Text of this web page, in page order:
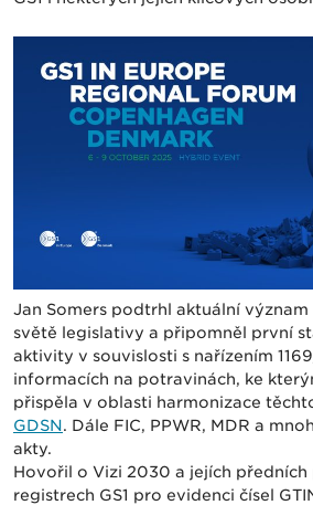
Jan Somers podtrhl aktuální význam
světě legislativy a připomněl první
aktivity v souvislosti s nařízením
informacích na potravinách, ke
přispěla v oblasti harmonizace
GDSN. Dále FIC, PPWR, MDR a
akty.
Hovořil o Vizi 2030 a jejích předních
registrech GS1 pro evidenci čísel